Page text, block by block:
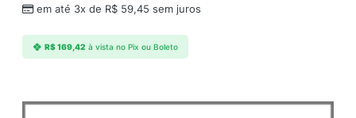
em até 3x de R$ 59,45 sem juros
R$169,42 à vista no Pix ou Boleto